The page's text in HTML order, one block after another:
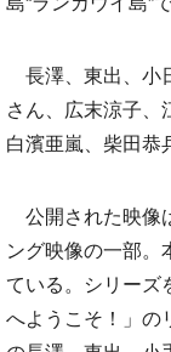
長澤、東出、小
さん、広末涼子、
白濱亜嵐、柴田恭
公開された映像
ング映像の一部
ている。シリーズ
へようこそ！」の